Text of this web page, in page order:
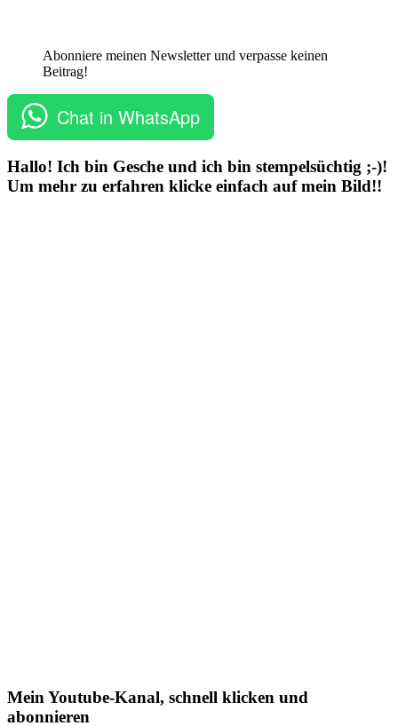
Abonniere meinen Newsletter und verpasse keinen
Beitrag!
Chat in WhatsApp
Hallo! Ich bin Gesche und ich bin stempelsüchtig ;-)!
Um mehr zu erfahren klicke einfach auf mein Bild!!
Mein Youtube-Kanal, schnell klicken und
abonnieren